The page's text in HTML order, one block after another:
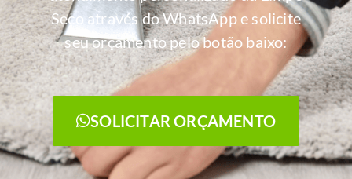
Seco através do WhatsApp e solicite
seu orçamento pelo botão baixo:
SOLICITAR ORÇAMENTO